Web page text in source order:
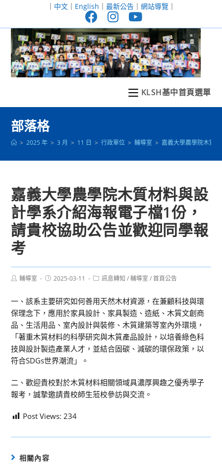
至
｜ 中文｜ English ｜ 最新公告｜ 網站導覽｜
KLSH基中首頁選單
部落格
> 2025 年 > 3 月 > 11 日 > 行政單位 > 輔導室 > 嘉義大學農學院木質
嘉義大學農學院木質材料與設
計學系介紹海報電子檔1份，
請貴校協助公告並歡迎同學報
考
Post輔導室
Post2025-03-11
Post訊息轉知 / 輔導室 / 首頁公告
一、該系主要研究如何善用天然木材資源，在兼顧科技與環
保理念下，應用於家具設計、家具製造、造紙、木質文創商
品、生活用品、室內設計與裝修、木質建築等室內外環境，
「著重木質材料的科學研究與木質產品設計，以培養綠色科
技與設計製造產業人才，並結合固碳、減碳的環保政策，以
符合SDGs世界潮流」。
二、歡迎貴校對於木質材料相關領域具濃厚興趣之優秀學子
報考，誠摯邀請貴校師生蒞校參訪與交流。
Post Views: 234
相關內容